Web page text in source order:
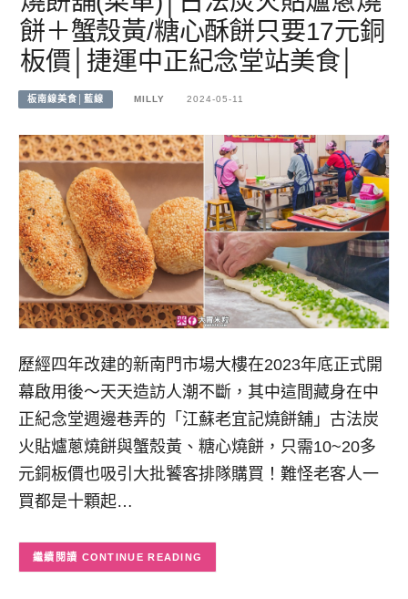
餅＋蟹殼黃/糖心酥餅只要17元銅
板價│捷運中正紀念堂站美食│
板南線美食│藍線 MILLY 2024-05-11
歷經四年改建的新南門市場大樓在2023年底正式開
幕啟用後～天天造訪人潮不斷，其中這間藏身在中
正紀念堂週邊巷弄的「江蘇老宜記燒餅舖」古法炭
火貼爐蔥燒餅與蟹殼黃、糖心燒餅，只需10~20多
元銅板價也吸引大批饕客排隊購買！難怪老客人一
買都是十顆起…
CONTINUE READING